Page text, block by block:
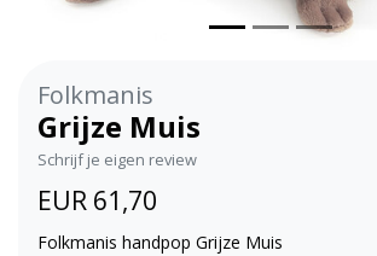
Folkmanis
Grijze Muis
Schrijf je eigen review
EUR 61,70
Folkmanis handpop Grijze Muis